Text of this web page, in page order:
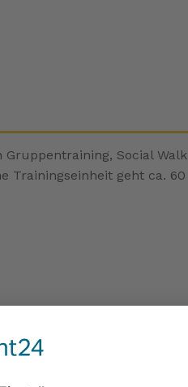
Social Walk
Trainingseinheit geht ca. 60
und 6 Monate gültig.
und 3 Monate gültig.